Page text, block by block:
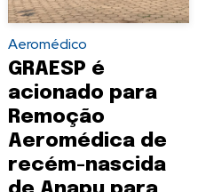
Aeromédico
GRAESP é
acionado para
Remoção
Aeromédica de
recém-nascida